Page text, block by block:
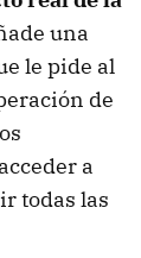
una
le pide al
de
a
todas las